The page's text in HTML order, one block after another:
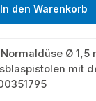
In den Warenkorb